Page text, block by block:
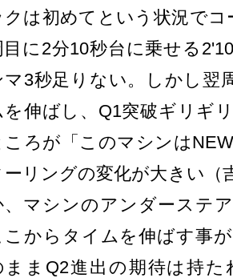
クは初めてという状況で
目に2分10秒台に乗せる
マ3秒足りない。しかし翌
を伸ばし、Q1突破ギリギ
ころが「このマシンは
ーリングの変化が大きい（
、マシンのアンダーステ
こからタイムを伸ばす事
ままQ2進出の期待は持